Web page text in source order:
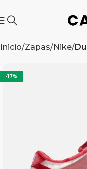
Inicio Zapas Nike
-17%